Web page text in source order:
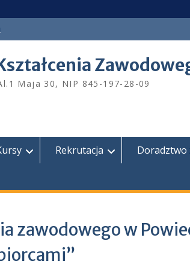
Maja 30, NIP 845-197-28-09
Rekrutacja Doradztwo
zawodowego w